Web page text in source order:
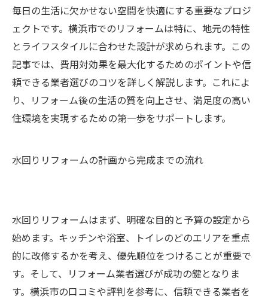
毎日の生活に欠かせない空間を快適にする重要なプロジ
ェクトです。横浜市でのリフォームは特に、地元の特性
とライフスタイルに合わせた設計が求められます。この
記事では、費用対効果を最大化するためのポイントや信
頼できる業者選びのコツを詳しく解説します。これによ
り、リフォーム後の生活の質を向上させ、満足度の高い
住環境を実現するための第一歩をサポートします。
水回りリフォームの計画から完成までの流れ
水回りリフォームはまず、明確な目的と予算の設定から
始めます。キッチンや浴室、トイレのどのエリアを重点
的に改修するかを考え、優先順位をつけることが重要で
す。そして、リフォーム業者選びが成功の鍵となりま
す。横浜市の口コミや評判を参考に、信頼できる業者を